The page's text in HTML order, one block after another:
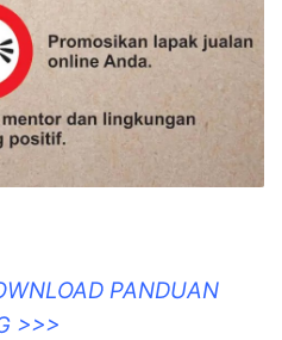
PANDUAN
>>>